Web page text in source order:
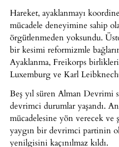
Hareket, ayaklanmayı
mücadele deneyimine sahip
örgütlenmeden yoksundu.
bir kesimi reformizmle
Ayaklanma, Freikorps
Luxemburg ve Karl
Beş yıl süren Alman Devrimi
devrimci durumlar yaşandı.
mücadelesine yön verecek
yaygın bir devrimci partinin
yenilgisini kaçınılmaz kıldı.